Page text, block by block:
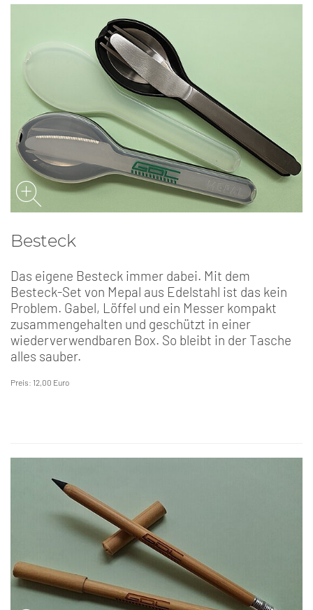
Besteck
Das eigene Besteck immer dabei. Mit dem
Besteck-Set von Mepal aus Edelstahl ist das kein
Problem. Gabel, Löffel und ein Messer kompakt
zusammengehalten und geschützt in einer
wiederverwendbaren Box. So bleibt in der Tasche
alles sauber.
Preis: 12,00 Euro